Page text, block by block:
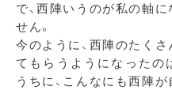
で、西陣いうのが私の軸
せん。
今のように、西陣のたく
てもらうようになったの
うちに、こんなにも西陣